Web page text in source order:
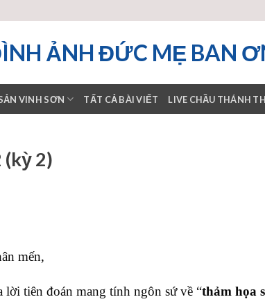
ẢNH ĐỨC MẸ BAN
VINH SƠN TẤT CẢ BÀI VIẾT LIVE CHẦU THÁNH
(kỳ 2)
mến,
tiên đoán mang tính ngôn sứ về “thảm họa